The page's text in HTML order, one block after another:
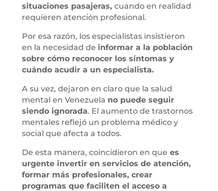
situaciones pasajeras, cuando en realidad
requieren atención profesional.
Por esa razón, los especialistas insistieron
en la necesidad de informar a la población
sobre cómo reconocer los síntomas y
cuándo acudir a un especialista.
A su vez, dejaron en claro que la salud
mental en Venezuela no puede seguir
siendo ignorada. El aumento de trastornos
mentales reflejó un problema médico y
social que afecta a todos.
De esta manera, coincidieron en que es
urgente invertir en servicios de atención,
formar más profesionales, crear
programas que faciliten el acceso a